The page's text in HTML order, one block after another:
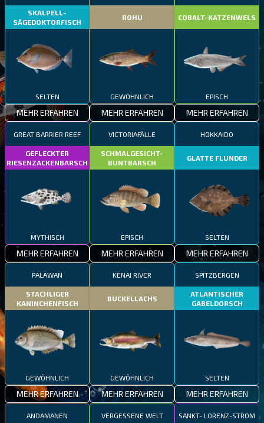
SKALPELL-
SÄGEDOKTORFISCH
SELTEN
MEHR ERFAHREN
ROHU
GEWÖHNLICH
MEHR ERFAHREN
COBALT-KATZENWELS
EPISCH
MEHR ERFAHREN
GREAT BARRIER REEF
GEFLECKTER
RIESENZACKENBARSCH
MYTHISCH
MEHR ERFAHREN
VICTORIAFÄLLE
SCHMALGESICHT-
BUNTBARSCH
EPISCH
MEHR ERFAHREN
HOKKAIDO
GLATTE FLUNDER
SELTEN
MEHR ERFAHREN
PALAWAN
STACHLIGER
KANINCHENFISCH
GEWÖHNLICH
MEHR ERFAHREN
KENAI RIVER
BUCKELLACHS
GEWÖHNLICH
MEHR ERFAHREN
SPITZBERGEN
ATLANTISCHER
GABELDORSCH
SELTEN
MEHR ERFAHREN
ANDAMANEN VERGESSENE WELT SANKT- LORENZ-STROM